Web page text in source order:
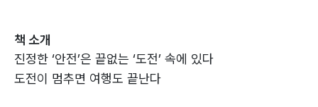
책 소개
진정한 ‘안전’은 끝없는 ‘도전’ 속에 있다
도전이 멈추면 여행도 끝난다